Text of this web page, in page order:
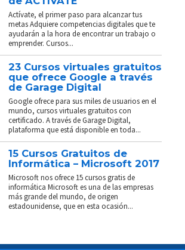
Actívate, el primer paso para alcanzar tus
metas Adquiere competencias digitales que te
ayudarán a la hora de encontrar un trabajo o
emprender. Cursos...
23 Cursos virtuales gratuitos
que ofrece Google a través
de Garage Digital
Google ofrece para sus miles de usuarios en el
mundo, cursos virtuales gratuitos con
certificado. A través de Garage Digital,
plataforma que está disponible en toda...
15 Cursos Gratuitos de
Informática – Microsoft 2017
Microsoft nos ofrece 15 cursos gratis de
informática Microsoft es una de las empresas
más grande del mundo, de origen
estadounidense, que en esta ocasión...